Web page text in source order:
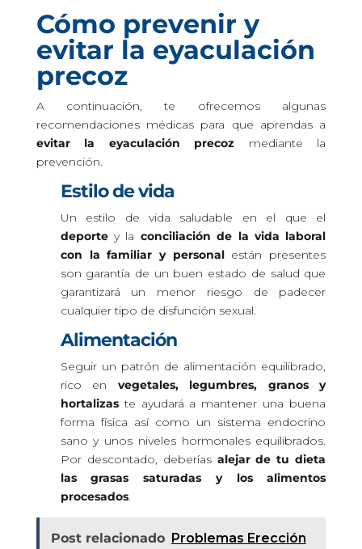
Cómo prevenir y
evitar la eyaculación
precoz
A continuación, te ofrecemos algunas
recomendaciones médicas para que aprendas a
evitar la eyaculación precoz mediante la
prevención.
Estilo de vida
Un estilo de vida saludable en el que el
deportey la conciliación de la vida laboral
con la familiar y personalestán presentes
son garantía de un buen estado de salud que
garantizará un menor riesgo de padecer
cualquier tipo de disfunción sexual.
Alimentación
Seguir un patrón de alimentación equilibrado,
rico en vegetales, legumbres, granos y
hortalizaste ayudará a mantener una buena
forma física así como un sistema endocrino
sano y unos niveles hormonales equilibrados.
Por descontado, deberías alejar de tu dieta
las grasas saturadas y los alimentos
procesados.
Post relacionado Problemas Erección